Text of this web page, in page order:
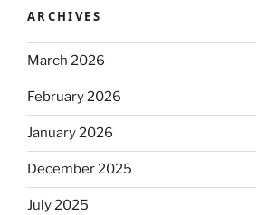
ARCHIVES
March 2026
February 2026
January 2026
December 2025
July 2025